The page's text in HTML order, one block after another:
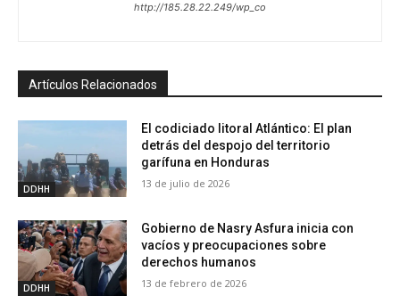
http://185.28.22.249/wp_co
Artículos Relacionados
DDHH
El codiciado litoral Atlántico: El plan
detrás del despojo del territorio
garífuna en Honduras
13 de julio de 2026
DDHH
Gobierno de Nasry Asfura inicia con
vacíos y preocupaciones sobre
derechos humanos
13 de febrero de 2026